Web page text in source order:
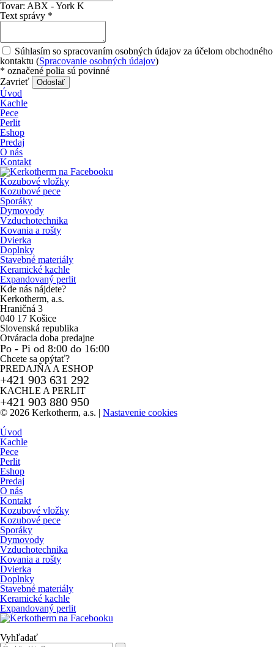
Tovar: ABX - York K
Text správy *
Súhlasím so spracovaním osobných údajov za účelom obchodného
kontaktu (Spracovanie osobných údajov)
* označené polia sú povinné
Zavrieť
Odoslať
Úvod
Kachle
Pece
Perlit
Eshop
Predaj
O nás
Kontakt
Kozubové vložky
Kozubové pece
Sporáky
Dymovody
Vzduchotechnika
Kovania a rošty
Dvierka
Doplnky
Stavebné materiály
Keramické kachle
Expandovaný perlit
Kde nás nájdete?
Kerkotherm, a.s.
Hraničná 3
040 17 Košice
Slovenská republika
Otváracia doba predajne
Po - Pi od 8:00 do 16:00
Chcete sa opýtať?
PREDAJŇA A ESHOP
+421 903 631 292
KACHLE A PERLIT
+421 903 880 950
© 2026 Kerkotherm, a.s. | Nastavenie cookies
Úvod
Kachle
Pece
Perlit
Eshop
Predaj
O nás
Kontakt
Kozubové vložky
Kozubové pece
Sporáky
Dymovody
Vzduchotechnika
Kovania a rošty
Dvierka
Doplnky
Stavebné materiály
Keramické kachle
Expandovaný perlit
Vyhľadať